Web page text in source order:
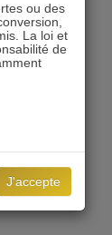
ou des
La loi et
de
J'accepte